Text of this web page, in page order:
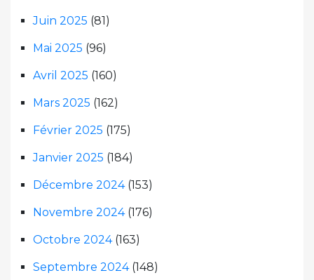
Juin 2025 (81)
Mai 2025 (96)
Avril 2025 (160)
Mars 2025 (162)
Février 2025 (175)
Janvier 2025 (184)
Décembre 2024(153)
Novembre 2024(176)
Octobre 2024(163)
Septembre 2024(148)